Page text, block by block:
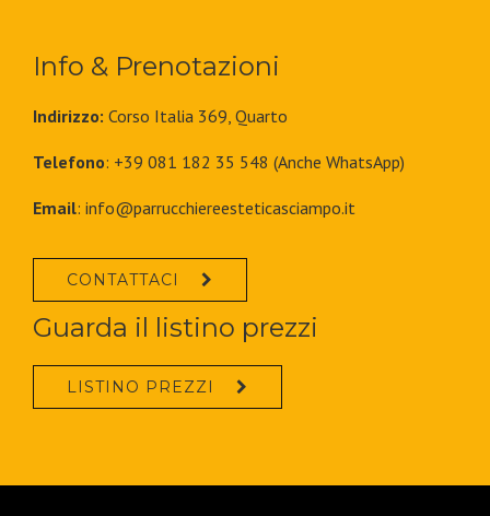
Info & Prenotazioni
Indirizzo: Corso Italia 369, Quarto
Telefono: +39 081 182 35 548 (Anche WhatsApp)
Email: info@parrucchiereesteticasciampo.it
CONTATTACI
Guarda il listino prezzi
LISTINO PREZZI